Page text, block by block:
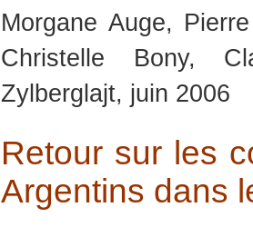
Morgane Auge,
Christelle Bony,
Zylberglajt, juin 2006
Retour sur les
Argentins dans